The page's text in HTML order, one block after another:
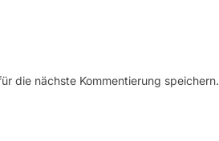
die nächste Kommentierung speichern.